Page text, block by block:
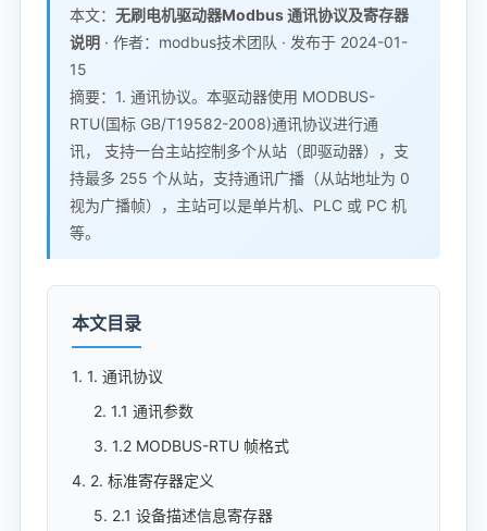
本文： 无刷电机驱动器Modbus 通讯协议及寄存器
说明 · 作者：modbus技术团队 · 发布于 2024-01-
15
摘要：1. 通讯协议。本驱动器使用 MODBUS-
RTU(国标 GB/T19582-2008)通讯协议进行通
讯， 支持一台主站控制多个从站（即驱动器），支
持最多 255 个从站，支持通讯广播（从站地址为 0
视为广播帧），主站可以是单片机、PLC 或 PC 机
等。
本文目录
1. 1. 通讯协议
2. 1.1 通讯参数
3. 1.2 MODBUS-RTU 帧格式
4. 2. 标准寄存器定义
5. 2.1 设备描述信息寄存器